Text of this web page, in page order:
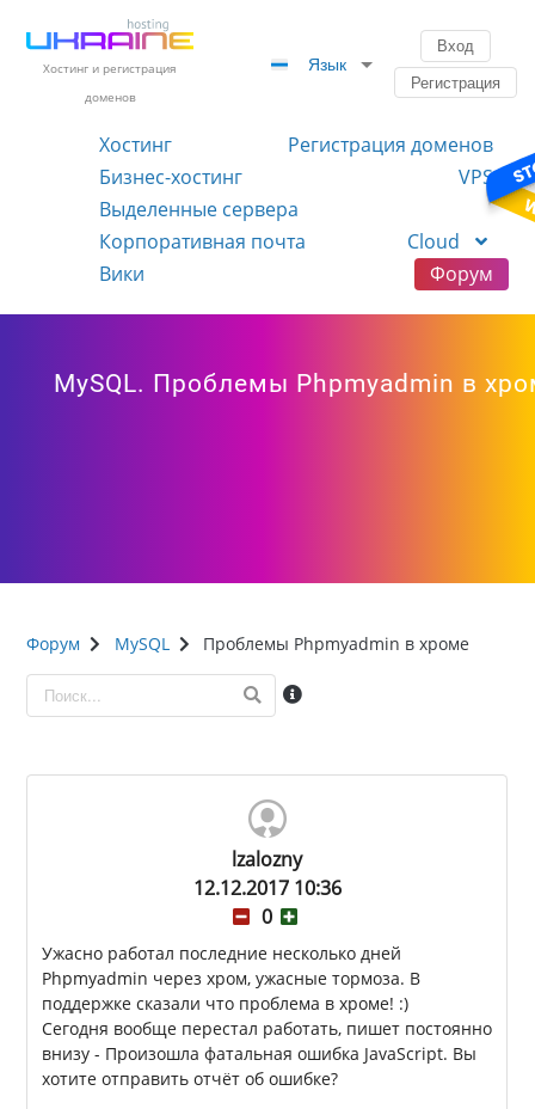
Хостинг и регистрация
доменов
Язык
Вход
Регистрация
Хостинг
Регистрация доменов
Бизнес-хостинг
VPS
Выделенные сервера
Корпоративная почта
Cloud
Вики
Форум
MySQL. Проблемы Phpmyadmin в
Форум MySQL Проблемы Phpmyadmin в хроме
lzalozny
12.12.2017 10:36
0
Ужасно работал последние несколько дней
Phpmyadmin через хром, ужасные тормоза. В
поддержке сказали что проблема в хроме! :)
Сегодня вообще перестал работать, пишет постоянно
внизу - Произошла фатальная ошибка JavaScript. Вы
хотите отправить отчёт об ошибке?